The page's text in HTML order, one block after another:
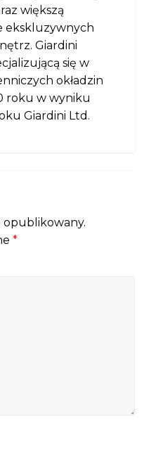
większą
ekskluzywnych
Giardini
się w
okładzin
roku w wyniku
Giardini Ltd.
opublikowany.
*